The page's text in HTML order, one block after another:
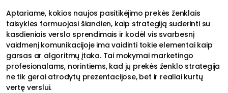
Aptariame, kokios naujos pasitikėjimo prekės ženklais
taisyklės formuojasi šiandien, kaip strategiją suderinti su
kasdieniais verslo sprendimais ir kodėl vis svarbesnį
vaidmenį komunikacijoje ima vaidinti tokie elementai kaip
garsas ar algoritmų įtaka. Tai mokymai marketingo
profesionalams, norintiems, kad jų prekės ženklo strategija
ne tik gerai atrodytų prezentacijose, bet ir realiai kurtų
vertę verslui.